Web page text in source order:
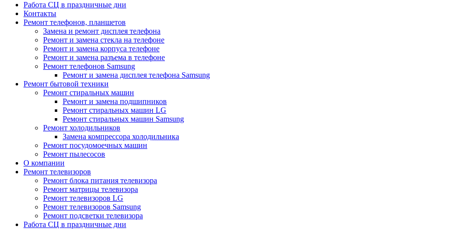
Работа СЦ в праздничные дни
Контакты
Ремонт телефонов, планшетов
Замена и ремонт дисплея телефона
Ремонт и замена стекла на телефоне
Ремонт и замена корпуса телефоне
Ремонт и замена разъема в телефоне
Ремонт телефонов Samsung
Ремонт и замена дисплея телефона Samsung
Ремонт бытовой техники
Ремонт стиральных машин
Ремонт и замена подшипников
Ремонт стиральных машин LG
Ремонт стиральных машин Samsung
Ремонт холодильников
Замена компрессора холодильника
Ремонт посудомоечных машин
Ремонт пылесосов
О компании
Ремонт телевизоров
Ремонт блока питания телевизора
Ремонт матрицы телевизора
Ремонт телевизоров LG
Ремонт телевизоров Samsung
Ремонт подсветки телевизора
Работа СЦ в праздничные дни